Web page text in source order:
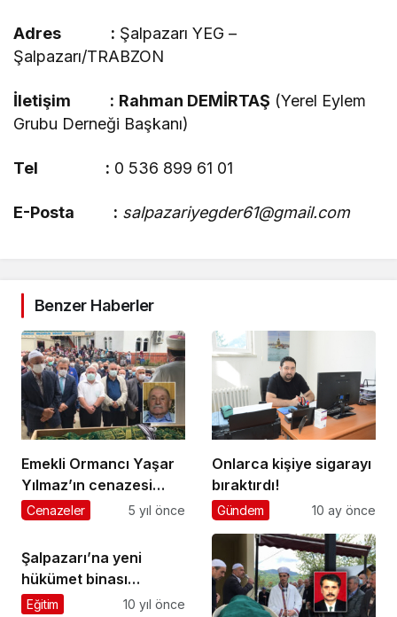
Adres : Şalpazarı YEG –
Şalpazarı/TRABZON
İletişim : Rahman DEMİRTAŞ (Yerel Eylem
Grubu Derneği Başkanı)
Tel : 0 536 899 61 01
E-Posta : salpazariyegder61@gmail.com
Benzer Haberler
Emekli Ormancı Yaşar
Yılmaz’ın cenazesi
Üzümözü
verildi
Cenazeler 5 yıl önce
Onlarca kişiye sigarayı
bıraktırdı!
Gündem 10 ay önce
Şalpazarı’na yeni
hükümet binası
yapılacak
Eğitim 10 yıl önce